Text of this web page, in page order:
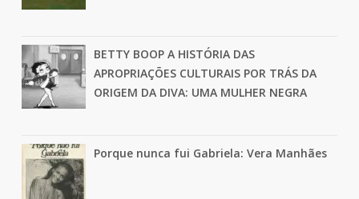
BETTY BOOP A HISTÓRIA DAS
APROPRIAÇÕES CULTURAIS POR TRÁS DA
ORIGEM DA DIVA: UMA MULHER NEGRA
Porque nunca fui Gabriela: Vera Manhães